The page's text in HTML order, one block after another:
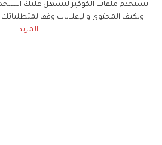
نستخدم ملفات الكوكيز لنسهل عليك
ونكيف المحتوى والإعلانات وفقا
المزيد